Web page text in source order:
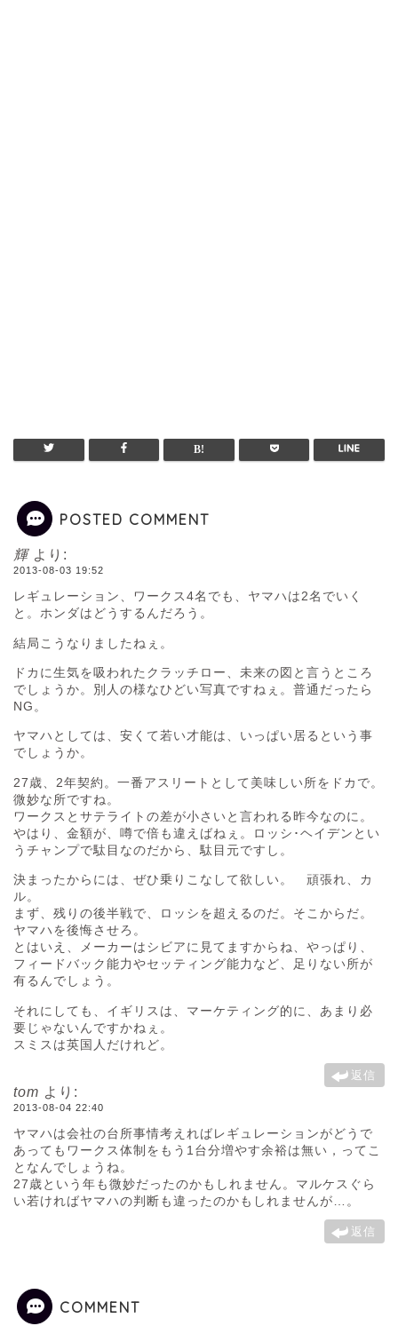
POSTED COMMENT
輝 より:
2013-08-03 19:52
レギュレーション、ワークス4名でも、ヤマハは2名でいく
と。ホンダはどうするんだろう。
結局こうなりましたねぇ。
ドカに生気を吸われたクラッチロー、未来の図と言うところ
でしょうか。別人の様なひどい写真ですねぇ。普通だったら
NG。
ヤマハとしては、安くて若い才能は、いっぱい居るという事
でしょうか。
27歳、2年契約。一番アスリートとして美味しい所をドカで。
微妙な所ですね。
ワークスとサテライトの差が小さいと言われる昨今なのに。
やはり、金額が、噂で倍も違えばねぇ。ロッシ･ヘイデンとい
うチャンプで駄目なのだから、駄目元ですし。
決まったからには、ぜひ乗りこなして欲しい。 頑張れ、カ
ル。
まず、残りの後半戦で、ロッシを超えるのだ。そこからだ。
ヤマハを後悔させろ。
とはいえ、メーカーはシビアに見てますからね、やっぱり、
フィードバック能力やセッティング能力など、足りない所が
有るんでしょう。
それにしても、イギリスは、マーケティング的に、あまり必
要じゃないんですかねぇ。
スミスは英国人だけれど。
返信
tom より:
2013-08-04 22:40
ヤマハは会社の台所事情考えればレギュレーションがどうで
あってもワークス体制をもう1台分増やす余裕は無い，ってこ
となんでしょうね。
27歳という年も微妙だったのかもしれません。マルケスぐら
い若ければヤマハの判断も違ったのかもしれませんが…。
返信
COMMENT